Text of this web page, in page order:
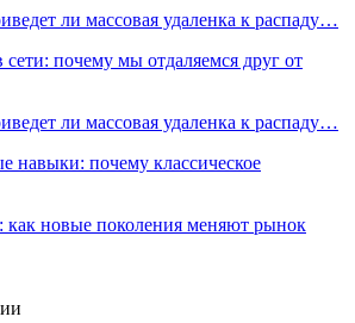
ли массовая удаленка к распаду…
почему мы отдаляемся друг от
ли массовая удаленка к распаду…
навыки: почему классическое
как новые поколения меняют рынок